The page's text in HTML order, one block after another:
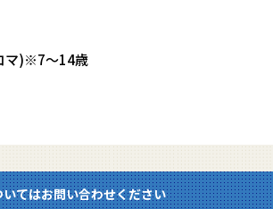
マ)※7～14歳
てはお問い合わせください